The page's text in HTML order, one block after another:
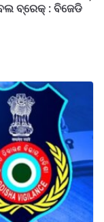
ବ୍ରେକ୍ : ବିଜେଡି